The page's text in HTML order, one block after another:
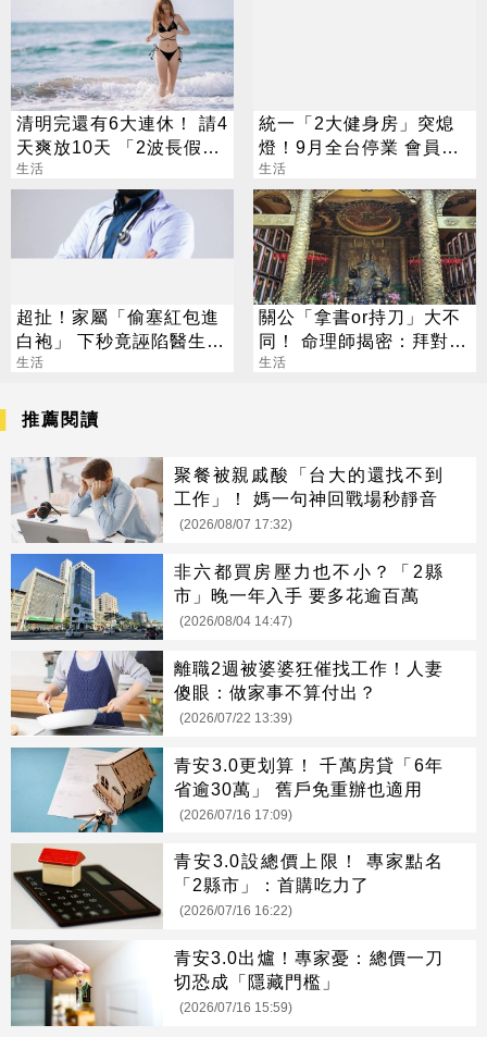
清明完還有6大連休！ 請4
天爽放10天 「2波長假」
攻略一次看
生活
統一「2大健身房」突熄
燈！9月全台停業 會員退
費方案一次看
生活
超扯！家屬「偷塞紅包進
白袍」 下秒竟誣陷醫生收
賄
生活
關公「拿書or持刀」大不
同！ 命理師揭密：拜對大
加分、拜錯恐虧本
生活
推薦閱讀
聚餐被親戚酸「台大的還找不到
工作」！ 媽一句神回戰場秒靜音
(2026/08/07 17:32)
非六都買房壓力也不小？「2縣
市」晚一年入手 要多花逾百萬
(2026/08/04 14:47)
離職2週被婆婆狂催找工作！人妻
傻眼：做家事不算付出？
(2026/07/22 13:39)
青安3.0更划算！ 千萬房貸「6年
省逾30萬」 舊戶免重辦也適用
(2026/07/16 17:09)
青安3.0設總價上限！ 專家點名
「2縣市」：首購吃力了
(2026/07/16 16:22)
青安3.0出爐！專家憂：總價一刀
切恐成「隱藏門檻」
(2026/07/16 15:59)